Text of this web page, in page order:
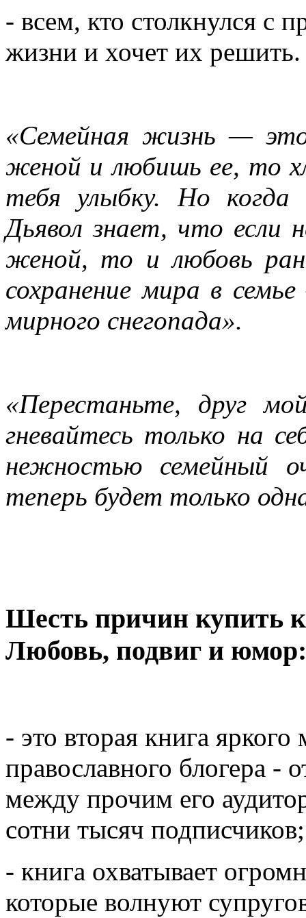
- всем, кто столкнулся с
жизни и хочет их решить.
«Семейная жизнь —
женой и любишь ее, то
тебя улыбку. Но
Дьявол знает, что
женой, то и любовь
сохранение мира в
мирного снегопада».
«Перестаньте, друг
гневайтесь только на
нежностью семейный
теперь будет только
Шесть причин купить
Любовь, подвиг и юмор:
- это вторая книга
православного блогера -
между прочим его
сотни тысяч подписчиков;
- книга охватывает
которые волнуют